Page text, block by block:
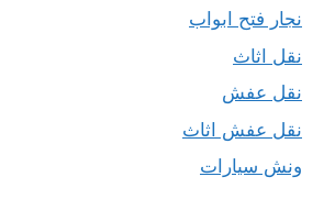
نجار فتح ابواب
نقل اثاث
نقل عفش
نقل عفش اثاث
ونش سيارات